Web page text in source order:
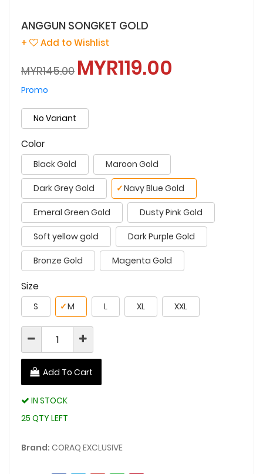
ANGGUN SONGKET GOLD
+ Add to Wishlist
MYR145.00 MYR119.00
Promo
No Variant
Color
Black Gold Maroon Gold
Dark Grey Gold Navy Blue Gold
✓
Emeral Green Gold Dusty Pink Gold
Soft yellow gold Dark Purple Gold
Bronze Gold Magenta Gold
Size
S M
✓ L XL XXL
Add To Cart
IN STOCK
25 QTY LEFT
Brand: CORAQ EXCLUSIVE